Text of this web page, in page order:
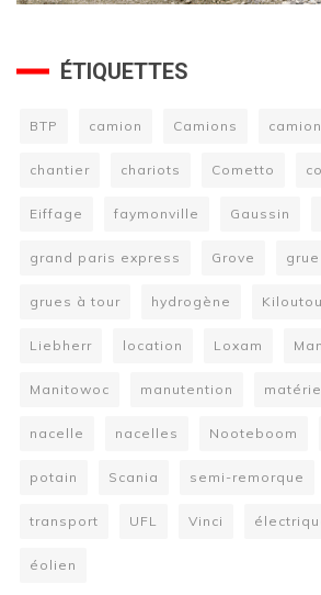
ÉTIQUETTES
BTP camion Camions
chantier chariots Cometto
Eiffage faymonville Gaussin
grand paris express Grove grue
grues à tour hydrogène Kiloutou
Liebherr location Loxam
Manitowoc manutention
nacelle nacelles Nooteboom
potain Scania semi-remorque
transport UFL Vinci
éolien